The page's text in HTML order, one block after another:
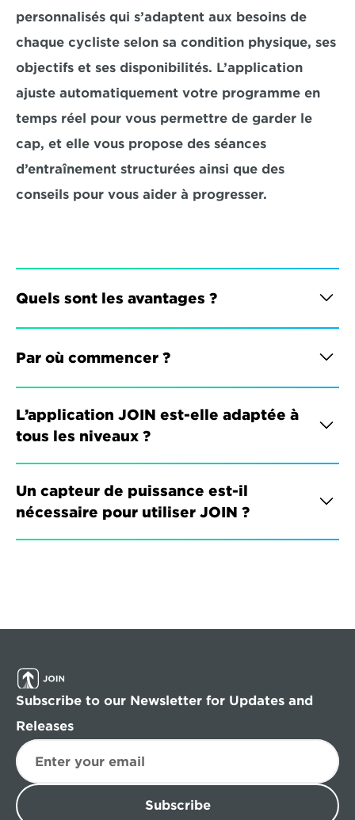
personnalisés qui s’adaptent aux besoins de
chaque cycliste selon sa condition physique, ses
objectifs et ses disponibilités. L’application
ajuste automatiquement votre programme en
temps réel pour vous permettre de garder le
cap, et elle vous propose des séances
d’entraînement structurées ainsi que des
conseils pour vous aider à progresser.
Quels sont les avantages ?
Par où commencer ?
L’application JOIN est-elle adaptée à
tous les niveaux ?
Un capteur de puissance est-il
nécessaire pour utiliser JOIN ?
Subscribe to our Newsletter for Updates and
Releases
Subscribe